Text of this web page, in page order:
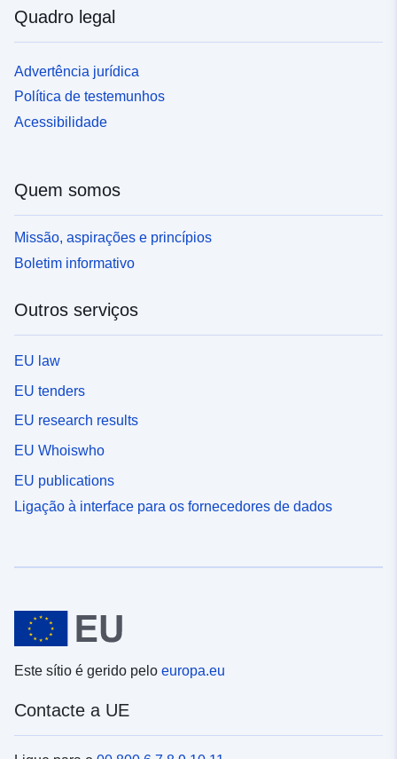
Quadro legal
Advertência jurídica
Política de testemunhos
Acessibilidade
Quem somos
Missão, aspirações e princípios
Boletim informativo
Outros serviços
EU law
EU tenders
EU research results
EU Whoiswho
EU publications
Ligação à interface para os fornecedores de dados
Este sítio é gerido pelo europa.eu
Contacte a UE